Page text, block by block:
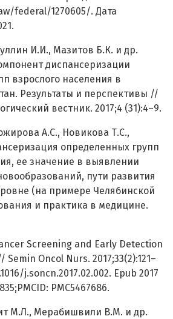
federal/1270605/. Дата
И.И., Мазитов Б.К. и др.
диспансеризации
взрослого населения в
Результаты и перспективы //
вестник. 2017;4 (31):4–9.
А.С., Новикова Т.С.,
определенных групп
ее значение в выявлении
пути развития
(на примере Челябинской
и практика в медицине.
Screening and Early Detection
Oncol Nurs. 2017;33(2):121–
j.soncn.2017.02.002. Epub 2017
PMC5467686.
М.Л., Мерабишвили В.М. и др.